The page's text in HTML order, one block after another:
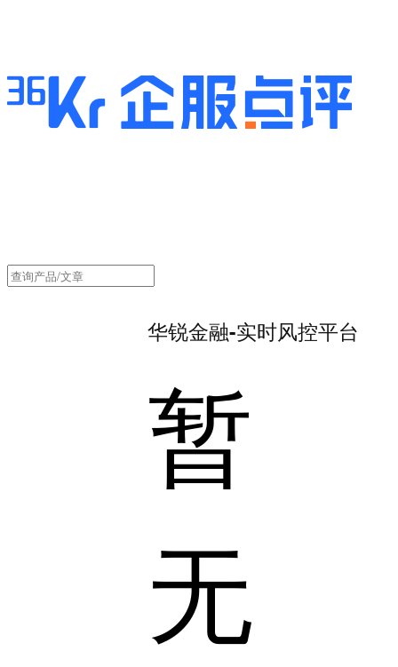
华锐金融-实时风控平台
暂
无